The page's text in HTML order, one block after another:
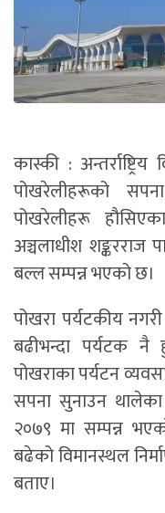
कास्की :
पोखरेलीहरूको
पोखरेलीहरू
अञ्चलाधीश
बल्ल सम्पन्न भएको छ।
पोखरा पर्यटकीय
बढीभन्दा पर्यटक नै
पोखराका पर्यटन
सपना सुनाउन
२०७९ मा सम्पन्न
बढेको विमानस्थल
बताए।